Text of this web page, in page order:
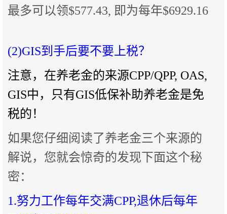
最多可以领$577.43, 即为每年$6929.16
(2)GIS到手后要不要上税？
注意，在养老金的来源CPP/QPP, OAS,
GIS中，只有GIS低保补助养老金是免
税的！
如果您仔细阅读了养老金三个来源的
解说，您就会惊奇的发现下面这个秘
密：
1.努力工作每年交满CPP,退休后每年